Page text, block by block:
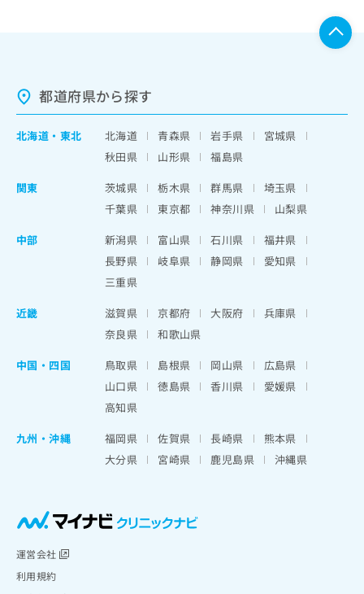
都道府県から探す
北海道 ・ 東北 北海道 青森県 岩手県
宮城県
秋田県
山形県
福島県
関東
茨城県 栃木県 群馬県
埼玉県
千葉県
東京都 神奈川県
山梨県
中部
新潟県 富山県 石川県
福井県
長野県
岐阜県 静岡県
愛知県
三重県
近畿
滋賀県 京都府 大阪府
兵庫県
奈良県
和歌山県
中国・四国
鳥取県 島根県 岡山県
広島県
山口県
徳島県 香川県
愛媛県
高知県
九州・沖縄
福岡県 佐賀県 長崎県
熊本県
大分県
宮崎県 鹿児島県 沖縄県
運営会社
利用規約